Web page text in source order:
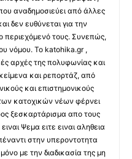
αναδημοσιεύει από άλλες
δεν ευθύνεται για την
περιεχόμενό τους. Συνεπώς,
νόμου. Το katohika.gr ,
αρχές της πολυφωνίας και
και ρεπορτάζ, από
και επιστημονικούς
κατοχικών νέων φέρνει
ξεσκαρτάρισμα απο τους
Ψεμα ειτε ειναι αληθεια
στην υπεροντοτητα
με την διαδικασία της μη